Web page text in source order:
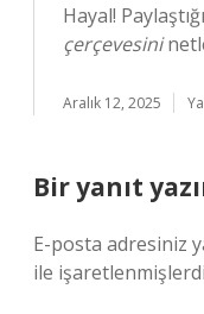
Hayal!
çerçevesini
Aralık 12, 2025
Bir yanıt
E-posta adresiniz
ile